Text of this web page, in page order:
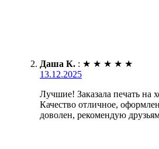
Даша К. : ★ ★ ★ ★ ★
13.12.2025
Лучшие! Заказала печать на
Качество отличное,
доволен, рекомендую